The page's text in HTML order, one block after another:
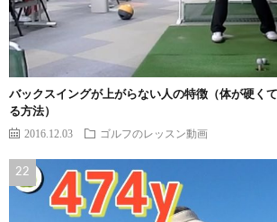
バックスイングが上がらない人の特徴（体が硬く
る方法）
2016.12.03 ゴルフのレッスン動画